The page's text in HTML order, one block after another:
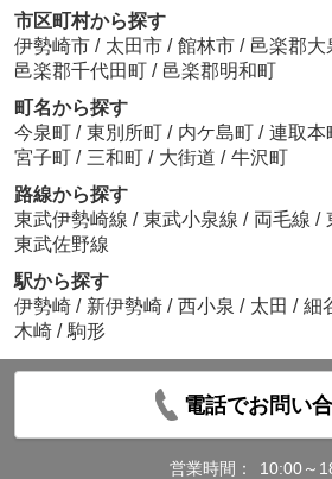
市区町村から探す
伊勢崎市 / 太田市 / 館林市 / 邑楽郡大
邑楽郡千代田町 / 邑楽郡明和町
町名から探す
今泉町 / 東別所町 / 内ケ島町 / 連取本
宮子町 / 三和町 / 大街道 / 牛沢町
路線から探す
東武伊勢崎線 / 東武小泉線 / 両毛線 /
東武佐野線
駅から探す
伊勢崎 / 新伊勢崎 / 西小泉 / 太田 / 細
木崎 / 駒形
電話でお問い
営業時間：
10:00～